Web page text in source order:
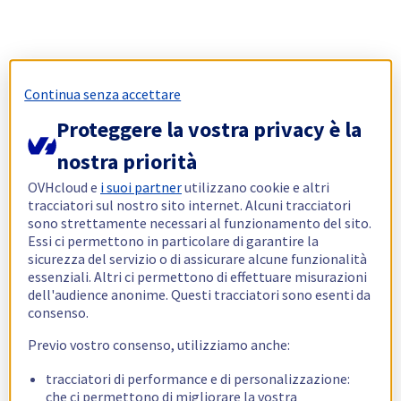
Continua senza accettare
Proteggere la vostra privacy è la
nostra priorità
OVHcloud e i suoi partnerutilizzano cookie e altri
tracciatori sul nostro sito internet. Alcuni tracciatori
sono strettamente necessari al funzionamento del sito.
Essi ci permettono in particolare di garantire la
sicurezza del servizio o di assicurare alcune funzionalità
essenziali. Altri ci permettono di effettuare misurazioni
dell'audience anonime. Questi tracciatori sono esenti da
consenso.
Previo vostro consenso, utilizziamo anche:
tracciatori di performance e di personalizzazione:
che ci permettono di migliorare la vostra